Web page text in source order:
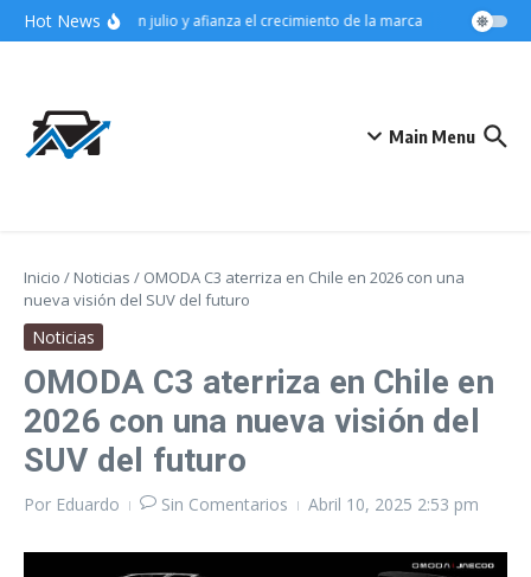
Saltar al contenido
Hot News
el segmento SUV en julio y afianza el crecimiento de la marca Audi eleva
Main Menu
Inicio / Noticias / OMODA C3 aterriza en Chile en 2026 con una
nueva visión del SUV del futuro
Noticias
OMODA C3 aterriza en Chile en
2026 con una nueva visión del
SUV del futuro
Por Eduardo Sin Comentarios Abril 10, 2025 2:53 pm